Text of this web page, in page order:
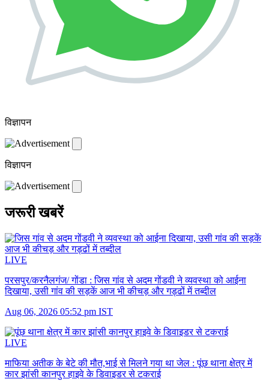
विज्ञापन
विज्ञापन
जरूरी खबरें
LIVE
परसपुर/करनैलगंज/ गोंडा : जिस गांव से अदम गोंडवी ने व्यवस्था को आईना
दिखाया, उसी गांव की सड़कें आज भी कीचड़ और गड्ढों में तब्दील
Aug 06, 2026 05:52 pm IST
LIVE
माफिया अतीक के बेटे की मौत,भाई से मिलने गया था जेल : पूंछ थाना क्षेत्र में
कार झांसी कानपुर हाइवे के डिवाइडर से टकराई